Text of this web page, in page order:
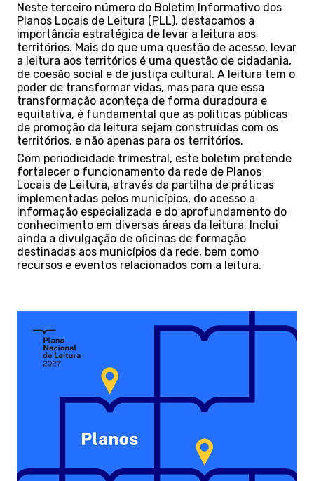
Neste terceiro número do Boletim Informativo dos
Planos Locais de Leitura (PLL), destacamos a
importância estratégica de levar a leitura aos
territórios. Mais do que uma questão de acesso, levar
a leitura aos territórios é uma questão de cidadania,
de coesão social e de justiça cultural. A leitura tem o
poder de transformar vidas, mas para que essa
transformação aconteça de forma duradoura e
equitativa, é fundamental que as políticas públicas
de promoção da leitura sejam construídas com os
territórios, e não apenas para os territórios.
Com periodicidade trimestral, este boletim pretende
fortalecer o funcionamento da rede de Planos
Locais de Leitura, através da partilha de práticas
implementadas pelos municípios, do acesso a
informação especializada e do aprofundamento do
conhecimento em diversas áreas da leitura. Inclui
ainda a divulgação de oficinas de formação
destinadas aos municípios da rede, bem como
recursos e eventos relacionados com a leitura.